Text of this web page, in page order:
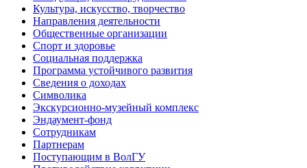
Культура, искусство, творчество
Направления деятельности
Общественные организации
Спорт и здоровье
Социальная поддержка
Программа устойчивого развития
Сведения о доходах
Символика
Экскурсионно-музейный комплекс
Эндаумент-фонд
Сотрудникам
Партнерам
Поступающим в ВолГУ